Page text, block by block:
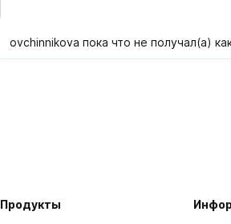
ovchinnikova пока что не получал(а)
Продукты